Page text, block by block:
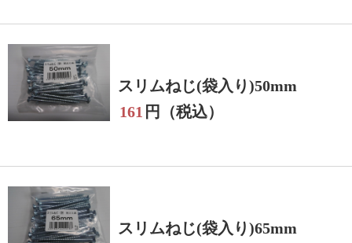
スリムねじ(袋入り)50mm
161 円（税込）
スリムねじ(袋入り)65mm